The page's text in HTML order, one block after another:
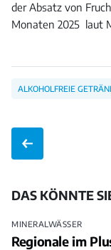
der Absatz von
Monaten 2025 laut
ALKOHOLFREIE
DAS KÖNNTE
MINERALWÄSSER
Regionale im